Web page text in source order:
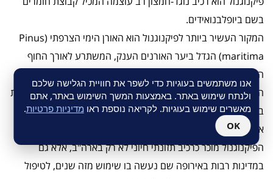
בשם ביופלבנואידים.
המקור העשיר ביותר לפיקנוגנול הוא האורן הימי הצרפתי (Pinus
maritima) הגדל ביער האורנים הענק, המשתרע לאורך החוף
האטלנטי של דרום צרפת.
הידע על התועלת הרפואית שבמיצוי קליפת עץ האורן קיים זה מאות
בשנים ובשנת 1987 נרשם הפיקנוגנול במשרד הפטנטים של
ארה"ב כגורם רפואי ה"זולל" רדיקלים חופשיים.
הפיקנוגנול מוכר כרכיב תזונתי חיוני לא רק בארה"ב, אלא גם
במדינות רבות באירופה שם נעשה בו שימוש מזה שנים, לטיפול
אנו משתמשים בעוגיות כדי לשפר את חוויית הגלישה שלכם
ולנתח שימוש באתר. באמצעות המשך השימוש באתר, אתם
מאשרים שימוש בעוגיות. לקריאה נוספת ראו מדיניות פרטיות.
OK